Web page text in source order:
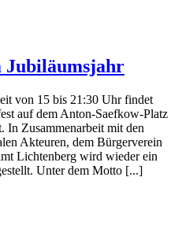
Jubiläumsjahr
von 15 bis 21:30 Uhr findet
auf dem Anton-Saefkow-Platz
In Zusammenarbeit mit den
Akteuren, dem Bürgerverein
Lichtenberg wird wieder ein
Unter dem Motto [...]